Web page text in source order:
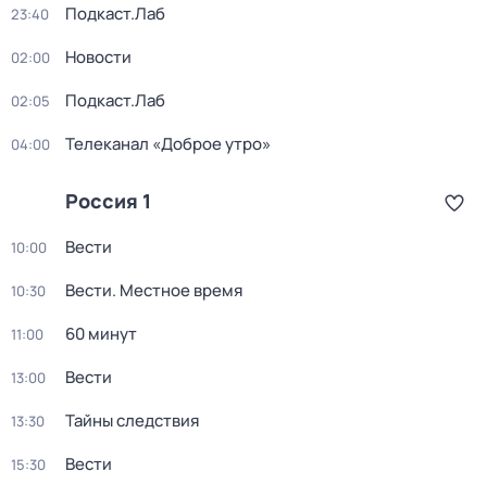
23:40 Подкаст.Лаб
02:00 Новости
02:05 Подкаст.Лаб
04:00 Телеканал «Доброе утро»
Россия 1
10:00 Вести
10:30 Вести. Местное время
11:00 60 минут
13:00 Вести
13:30 Тайны следствия
15:30 Вести